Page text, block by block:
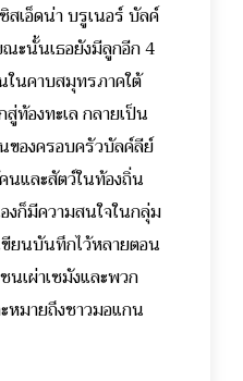
เอ็ดน่า บรูเนอร์ บัลค์
ะนั้นเธอยังมีลูกอีก 4
นคาบสมุทรภาคใต้
ท้องทะเล กลายเป็น
ของครอบครัวบัลค์ลีย์
และสัตว์ในท้องถิ่น
งก็มีความสนใจในกลุ่ม
ยนบันทึกไว้หลายตอน
นเผ่าเซมังและพวก
หมายถึงชาวมอแกน